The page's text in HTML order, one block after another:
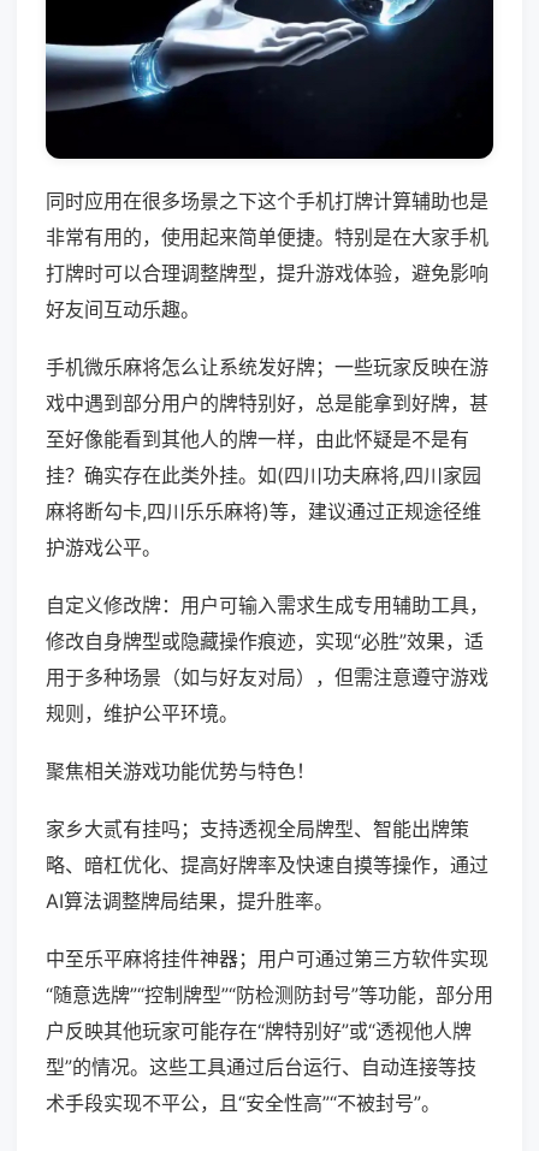
同时应用在很多场景之下这个手机打牌计算辅助也是
非常有用的，使用起来简单便捷。特别是在大家手机
打牌时可以合理调整牌型，提升游戏体验，避免影响
好友间互动乐趣。
手机微乐麻将怎么让系统发好牌；一些玩家反映在游
戏中遇到部分用户的牌特别好，总是能拿到好牌，甚
至好像能看到其他人的牌一样，由此怀疑是不是有
挂？确实存在此类外挂。如(四川功夫麻将,四川家园
麻将断勾卡,四川乐乐麻将)等，建议通过正规途径维
护游戏公平。
自定义修改牌：用户可输入需求生成专用辅助工具，
修改自身牌型或隐藏操作痕迹，实现“必胜”效果，适
用于多种场景（如与好友对局），但需注意遵守游戏
规则，维护公平环境。
聚焦相关游戏功能优势与特色！
家乡大贰有挂吗；支持透视全局牌型、智能出牌策
略、暗杠优化、提高好牌率及快速自摸等操作，通过
AI算法调整牌局结果，提升胜率。
中至乐平麻将挂件神器；用户可通过第三方软件实现
“随意选牌”“控制牌型”“防检测防封号”等功能，部分用
户反映其他玩家可能存在“牌特别好”或“透视他人牌
型”的情况。这些工具通过后台运行、自动连接等技
术手段实现不平公，且“安全性高”“不被封号”。